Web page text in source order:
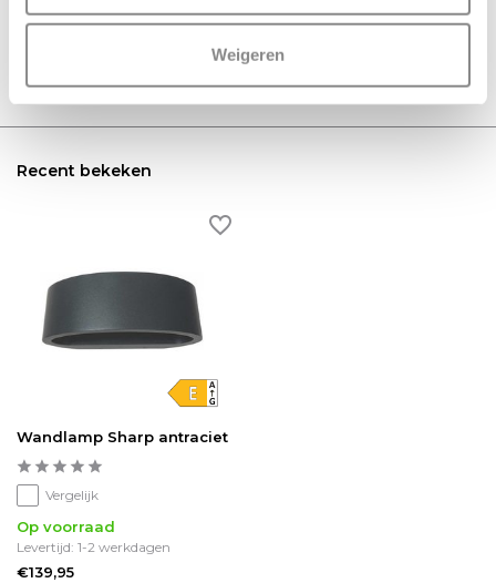
Weigeren
Er zijn nog geen reviews geschreven over dit product..
Recent bekeken
Wandlamp Sharp antraciet
Vergelijk
Op voorraad
Levertijd: 1-2 werkdagen
€139,95